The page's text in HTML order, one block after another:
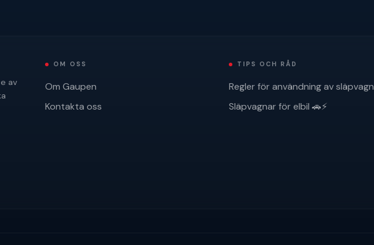
av
OM OSS
Om Gaupen
Kontakta oss
TIPS OCH RÅD
Regler för användning av släpvagn
Släpvagnar för elbil 🚗⚡